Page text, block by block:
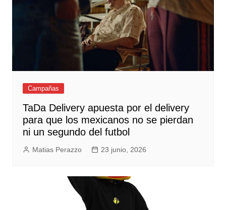
Campañas
TaDa Delivery apuesta por el delivery
para que los mexicanos no se pierdan
ni un segundo del futbol
Matias Perazzo 23 junio, 2026